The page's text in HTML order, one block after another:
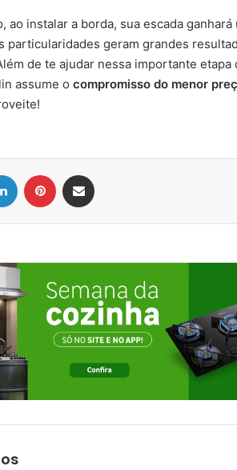
ao instalar a borda, sua escada ganhará
particularidades geram grandes
de te ajudar nessa importante etapa
assume o compromisso do menor
Linkedin Pinterest